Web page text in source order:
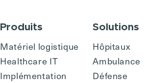
Produits
Matériel logistique
Healthcare IT
Implémentation
Solutions
Hôpitaux
Ambulance
Défense